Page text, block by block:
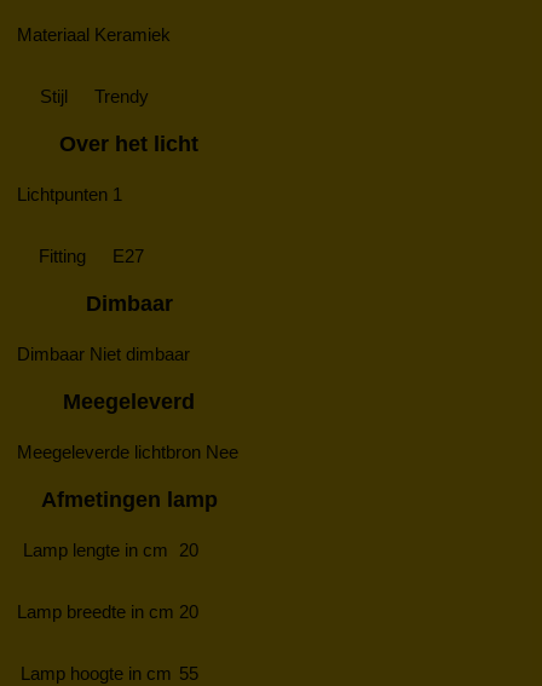
Materiaal Keramiek
Stijl Trendy
Over het licht
Lichtpunten 1
Fitting E27
Dimbaar
Dimbaar Niet dimbaar
Meegeleverd
Meegeleverde lichtbron Nee
Afmetingen lamp
Lamp lengte in cm 20
Lamp breedte in cm 20
Lamp hoogte in cm 55